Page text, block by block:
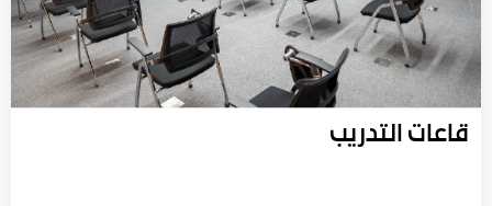
قاعات التدريب